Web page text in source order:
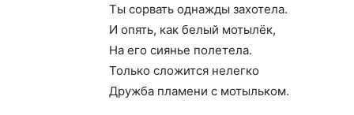
Ты сорвать однажды захотела.
И опять, как белый мотылёк,
На его сиянье полетела.
Только сложится нелегко
Дружба пламени с мотыльком.